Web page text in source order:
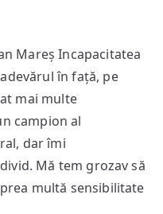
Mareș Incapacitatea
în față, pe
mai multe
campion al
dar îmi
Mă tem grozav să
multă sensibilitate